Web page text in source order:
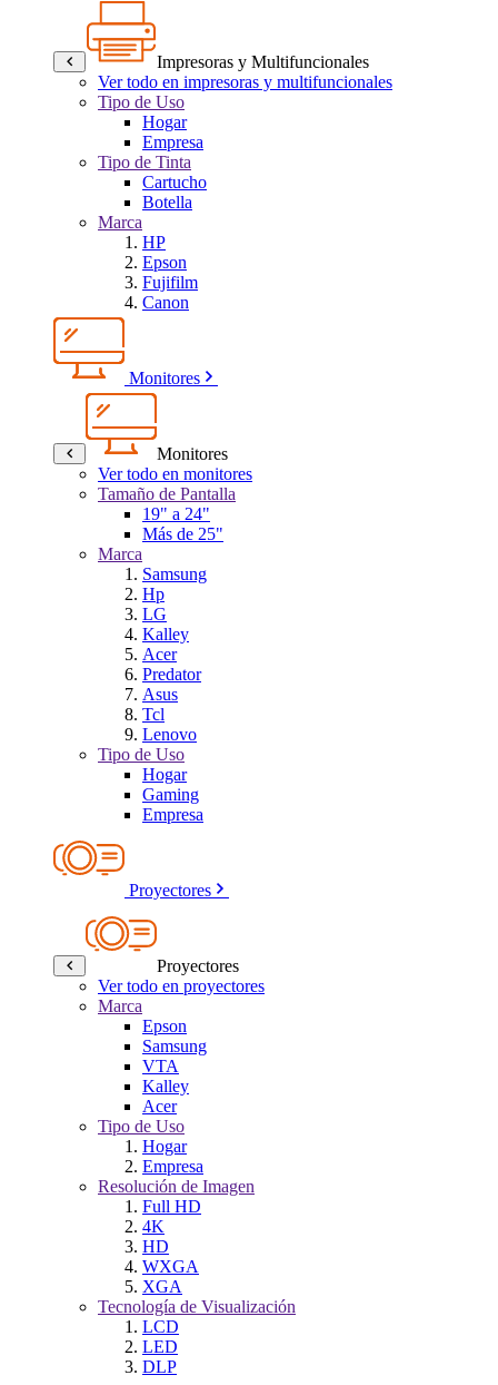
Impresoras y Multifuncionales
Ver todo en impresoras y multifuncionales
Tipo de Uso
Hogar
Empresa
Tipo de Tinta
Cartucho
Botella
Marca
HP
Epson
Fujifilm
Canon
Monitores
Monitores
Ver todo en monitores
Tamaño de Pantalla
19" a 24"
Más de 25"
Marca
Samsung
Hp
LG
Kalley
Acer
Predator
Asus
Tcl
Lenovo
Tipo de Uso
Hogar
Gaming
Empresa
Proyectores
Proyectores
Ver todo en proyectores
Marca
Epson
Samsung
VTA
Kalley
Acer
Tipo de Uso
Hogar
Empresa
Resolución de Imagen
Full HD
4K
HD
WXGA
XGA
Tecnología de Visualización
LCD
LED
DLP